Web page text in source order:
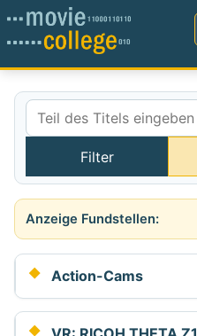
Teil des Titels eingeben
Filter
Anzeige #
Action-Cams